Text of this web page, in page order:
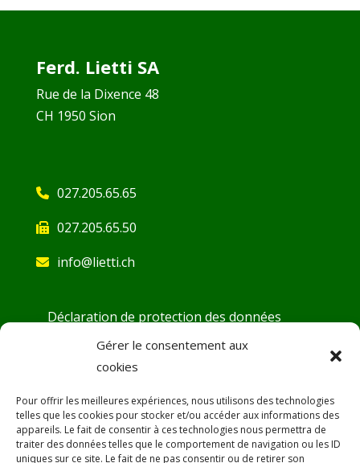
Gérer le consentement aux
cookies
Pour offrir les meilleures expériences, nous utilisons des technologies
telles que les cookies pour stocker et/ou accéder aux informations des
appareils. Le fait de consentir à ces technologies nous permettra de
traiter des données telles que le comportement de navigation ou les ID
uniques sur ce site. Le fait de ne pas consentir ou de retirer son
Ferd. Lietti SA
Rue de la Dixence 48
CH 1950 Sion
027.205.65.65
027.205.65.50
info@lietti.ch
Déclaration de protection des données
Conditions générales
Demande d’ouverture de compte
Fiches de sécurité
DoP – Déclaration de Performance
Désamiantage